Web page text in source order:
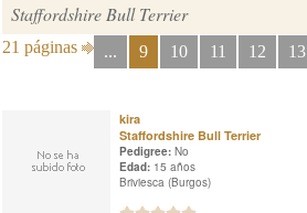
Staffordshire Bull Terrier
21 páginas ... 9 10 11 12 13
kira
Staffordshire Bull Terrier
Pedigree: No
Edad: 15 años
Briviesca (Burgos)